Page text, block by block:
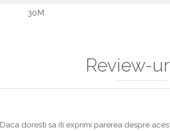
30M
Review-
Daca doresti sa iti exprimi parerea despre